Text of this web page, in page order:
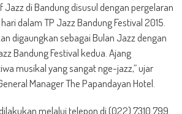
Jazz di Bandung disusul dengan pergelaran
dalam TP Jazz Bandung Festival 2015.
digaungkan sebagai Bulan Jazz dengan
Bandung Festival kedua. Ajang
musikal yang sangat nge-jazz,” ujar
Manager The Papandayan Hotel.
melalui telepon di (022) 7310 799.